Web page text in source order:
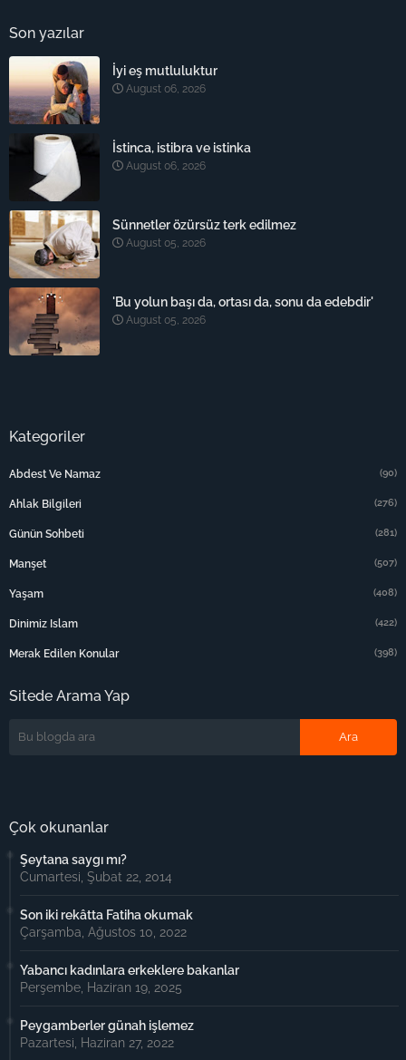
Son yazılar
İyi eş mutluluktur
August 06, 2026
İstinca, istibra ve istinka
August 06, 2026
Sünnetler özürsüz terk edilmez
August 05, 2026
'Bu yolun başı da, ortası da, sonu da edebdir'
August 05, 2026
Kategoriler
Abdest Ve Namaz (90)
Ahlak Bilgileri (276)
Günün Sohbeti (281)
Manşet (507)
Yaşam (408)
Dinimiz Islam (422)
Merak Edilen Konular (398)
Sitede Arama Yap
Çok okunanlar
Şeytana saygı mı?
Cumartesi, Şubat 22, 2014
Son iki rekâtta Fatiha okumak
Çarşamba, Ağustos 10, 2022
Yabancı kadınlara erkeklere bakanlar
Perşembe, Haziran 19, 2025
Peygamberler günah işlemez
Pazartesi, Haziran 27, 2022